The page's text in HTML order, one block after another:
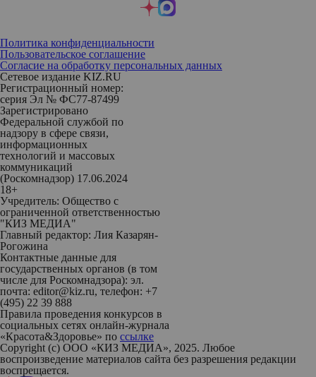
Политика конфиденциальности
Пользовательское соглашение
Согласие на обработку персональных данных
Сетевое издание KIZ.RU
Регистрационный номер:
серия Эл № ФС77-87499
Зарегистрировано
Федеральной службой по
надзору в сфере связи,
информационных
технологий и массовых
коммуникаций
(Роскомнадзор) 17.06.2024
18+
Учредитель: Общество с
ограниченной ответственностью
"КИЗ МЕДИА"
Главный редактор: Лия Казарян-
Рогожина
Контактные данные для
государственных органов (в том
числе для Роскомнадзора): эл.
почта: editor@kiz.ru, телефон: +7
(495) 22 39 888
Правила проведения конкурсов в
социальных сетях онлайн-журнала
«Красота&Здоровье» по ссылке
Copyright (с) ООО «КИЗ МЕДИА», 2025. Любое
воспроизведение материалов сайта без разрешения редакции
воспрещается.